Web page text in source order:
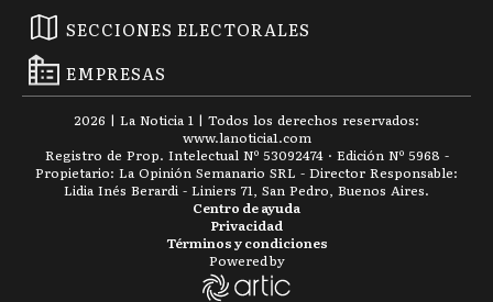
SECCIONES ELECTORALES
EMPRESAS
2026 | La Noticia 1 | Todos los derechos reservados:
www.lanoticia1.com
Registro de Prop. Intelectual Nº 53092474 · Edición Nº 5968 -
Propietario: La Opinión Semanario SRL - Director Responsable:
Lidia Inés Berardi - Liniers 71, San Pedro, Buenos Aires.
Términos y condiciones
Privacidad
Centro de ayuda
Powered by